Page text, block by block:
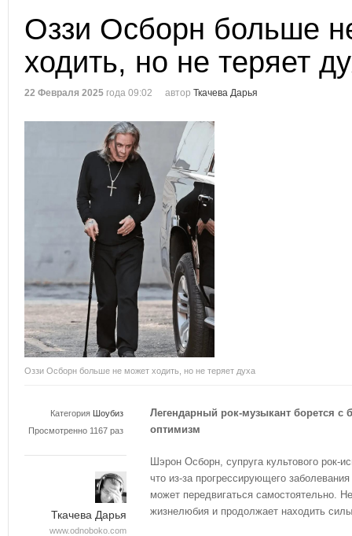
Оззи Осборн больше
ходить, но не теряет
22 Февраля 2025 года 09:02 автор Ткачева Дарья
Оззи Осборн больше не может ходить, но не теряет духа
Категория Шоубиз
Просмотренно 1167 раз
Ткачева Дарья
www.odnoboko.com
Легендарный рок-музыкант борется с
оптимизм
Шэрон Осборн, супруга культового
что из-за прогрессирующего
может передвигаться самостоятельно.
жизнелюбия и продолжает находить